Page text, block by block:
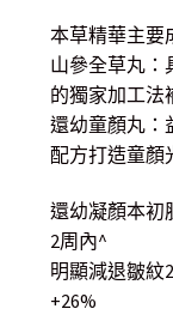
本草精華主要
山參全草丸：
的獨家加工法
還幼童顏丸：
配方打造童顏
還幼凝顏本初
2周內^
明顯減退皺紋
+26%